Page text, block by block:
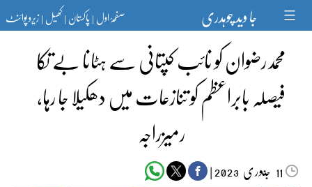
content جا وید چوہدری صفحۂ اول|پاکستان|کھیل|زیرو پوائنٹ
محمدرضوان کو نائب کپتانی سے ہٹانا بے تکا
فیصلہ بابراعظم کو تنازعات میں دھکیلا جا رہا،
رمیزراجہ
11 جنوری‬‮ |